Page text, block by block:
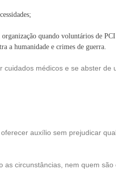
quando voluntários de
a humanidade e crimes de guerra.
médicos e se abster de
auxílio sem prejudicar
circunstâncias, nem quem são